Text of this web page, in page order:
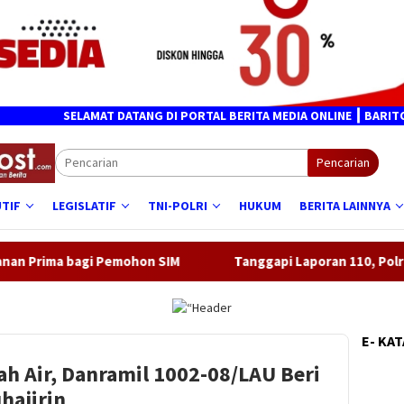
DATANG DI PORTAL BERITA MEDIA ONLINE ┃
Pencarian
LEGISLATIF TNI-POLRI HUKUM BERITA LAINNYA
SIM Tanggapi Laporan 110, Polresta Palangka Raya
Air, Danramil 1002-08/LAU Beri
E-